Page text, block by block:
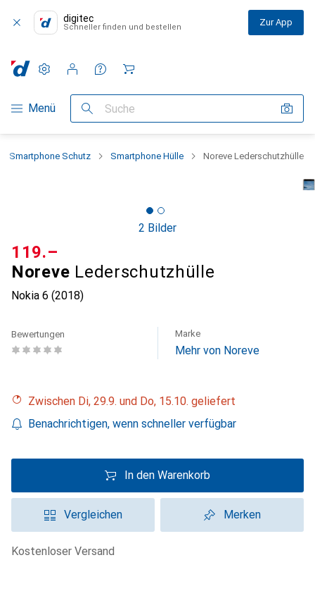
digitec
Schneller finden und bestellen Zur App
Navigation nach Kategorien
Menü Suche
Einstellungen
Kundenkonto
Vergleichslisten
Merklisten
Warenkorb
Smartphone Schutz Smartphone Hülle Noreve Lederschutzhülle
2 Bilder
Noreve Lederschutzhülle
Nokia 6 (2018)
CHF
119.–
Bewertungen Marke
Mehr von Noreve
Zwischen Di, 29.9. und Do, 15.10. geliefert
Benachrichtigen, wenn schneller verfügbar
In den Warenkorb
Vergleichen Merken
kostenloser Versand